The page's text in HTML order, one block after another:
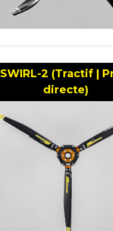
SWIRL-2 (Tractif |
directe)